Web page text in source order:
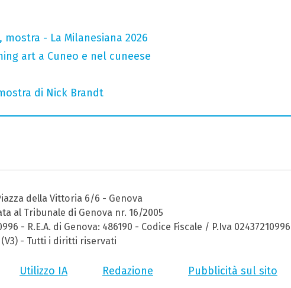
- La Milanesiana 2026
art a Cuneo e nel cuneese
di Nick Brandt
della Vittoria 6/6 - Genova
al Tribunale di Genova nr. 16/2005
- R.E.A. di Genova: 486190 - Codice Fiscale / P.Iva 02437210996
- Tutti i diritti riservati
Utilizzo IA Redazione Pubblicità sul sito